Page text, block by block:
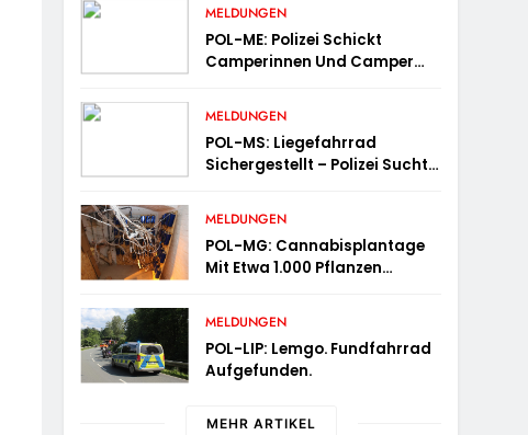
MELDUNGEN
POL-ME: Polizei Schickt
Camperinnen Und Camper
MELDUNGEN
POL-MS: Liegefahrrad
Sichergestellt – Polizei Sucht
MELDUNGEN
POL-MG: Cannabisplantage
Mit Etwa 1.000 Pflanzen
MELDUNGEN
POL-LIP: Lemgo. Fundfahrrad
Aufgefunden.
MEHR ARTIKEL